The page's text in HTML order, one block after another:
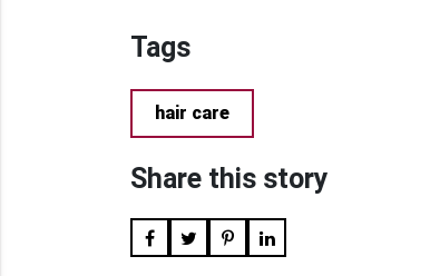
Tags
hair care
Share this story